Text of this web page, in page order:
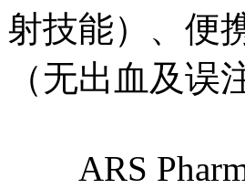
射技能）、便
（无出血及
ARS